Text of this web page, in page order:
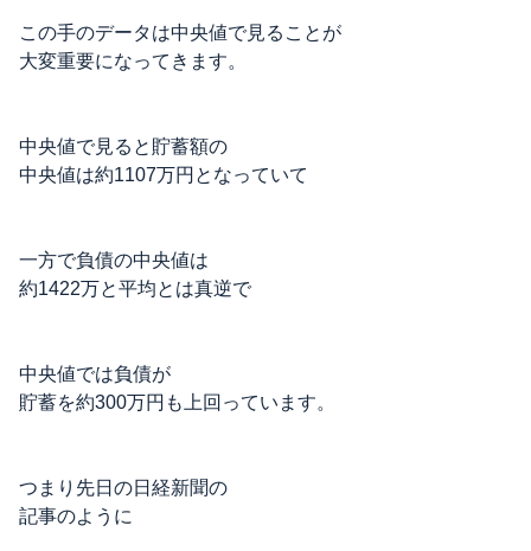
この手のデータは中央値で見ることが
大変重要になってきます。
中央値で見ると貯蓄額の
中央値は約1107万円となっていて
一方で負債の中央値は
約1422万と平均とは真逆で
中央値では負債が
貯蓄を約300万円も上回っています。
つまり先日の日経新聞の
記事のように